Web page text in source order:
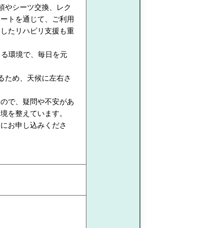
やシーツ交換、レク
トを通じて、ご利用
たリハビリ支援も重
環境で、毎日を元
ため、天候に左右さ
で、疑問や不安があ
を整えています。
お申し込みくださ